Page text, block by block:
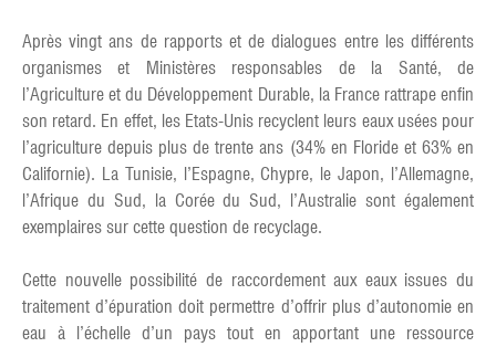
Après vingt ans de rapports et de dialogues entre les différents
organismes et Ministères responsables de la Santé, de
l’Agriculture et du Développement Durable, la France rattrape enfin
son retard. En effet, les Etats-Unis recyclent leurs eaux usées pour
l’agriculture depuis plus de trente ans (34% en Floride et 63% en
Californie). La Tunisie, l’Espagne, Chypre, le Japon, l’Allemagne,
l’Afrique du Sud, la Corée du Sud, l’Australie sont également
exemplaires sur cette question de recyclage.
Cette nouvelle possibilité de raccordement aux eaux issues du
traitement d’épuration doit permettre d’offrir plus d’autonomie en
eau à l’échelle d’un pays tout en apportant une ressource